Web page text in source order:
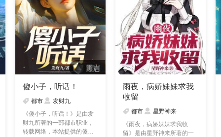
傻小子，听话！
都市
发财九
《傻小子，听话！》是由发
财九所著的一部都市职业，
转载网络，本站提供的傻小
雨夜，病娇妹妹求我
收留
都市
星野神来
《雨夜，病娇妹妹求我收
留》是由星野神来所著的一